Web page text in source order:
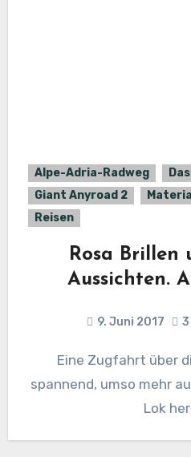
Alpe-Adria-Radweg
Giant Anyroad 2
Material
Reisen
Rosa Brillen
Aussichten.
9. Juni 2017
Eine Zugfahrt über die Alpen ist immer
spannend, umso mehr
Lok